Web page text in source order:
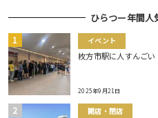
ひらつー年間
イベント
枚方市駅に人すんごい
2025年9月21日
開店・閉店